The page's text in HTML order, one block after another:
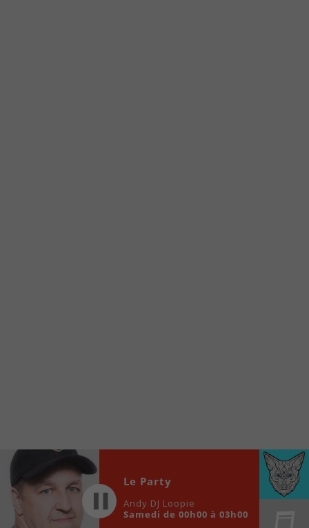
locale vous sont maintenant accessibles en un clic!
Audio
Player
00:00 00:00
Le Party
Andy DJ Loopie
Samedi de 00h00 à 03h00